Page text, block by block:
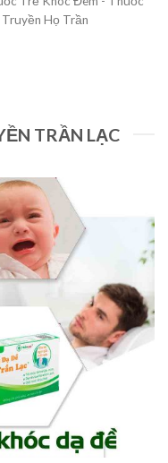
Truyền Họ Trần
TRẦN LẠC